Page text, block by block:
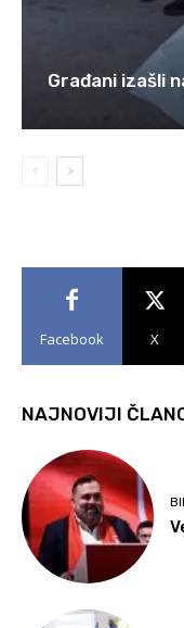
Građani izašli
Facebook X
NAJNOVIJI